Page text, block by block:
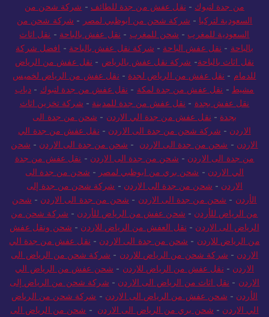
من جدة لتبوك - نقل عفش من جدة للطائف - شركة شحن من
السعودية لتركيا - شركة شحن من ابوظبي لمصر - شركة شحن من
السعودية للمغرب - شحن للمغرب - نقل عفش بالباحة - نقل اثاث
بالباحة - نقل عفش الباحة - شركة نقل عفش بالباحة - افضل شركة
نقل اثاث بالباحة- شركة نقل عفش بالرياض - نقل عفش من الرياض
للدمام - نقل عفش من الرياض لجدة - نقل عفش من الرياض لخميس
مشيط - نقل عفش من جدة لمكة - نقل عفش من جدة لتبوك - دباب
نقل عفش بجدة - نقل عفش من جدة للمدينة - شركة تخزين اثاث
بجدة - نقل عفش من جدة الي الاردن - شحن من جدة الى
الاردن - شركة شحن من جدة الى الاردن - نقل عفش من جدة الي
الاردن - شحن من جدة الى الاردن - شحن من جدة الى الاردن - شحن
من جدة الى الاردن - شحن من جدة الى الاردن - نقل عفش من جدة
الي الاردن - شحن بري من ابوظبي لمصر - شحن من جدة الى
الاردن - شحن من جدة الى الاردن - شركة شحن من جدة إلى
الأردن - شحن من جدة الى الاردن - شحن من جدة الى الاردن - شحن
من الرياض للأردن - شحن عفش من الرياض للأردن - شركة شحن من
الرياض الى الاردن - نقل العفش من الرياض للاردن - شحن ونقل عفش
من الرياض للاردن - شحن من جدة الى الاردن - نقل عفش من جدة الي
الاردن - شركة شحن من الرياض للاردن - شركة شحن من الرياض الى
الاردن - نقل عفش من الرياض للاردن - شحن عفش من الرياض الي
الاردن - نقل اثاث من الرياض الى الاردن - شركة شحن من الرياض إلى
الأردن - شحن عفش من الرياض الى الاردن - شركة شحن من الرياض
الي الاردن - شحن بري من الرياض الى الاردن - شحن من الرياض الى